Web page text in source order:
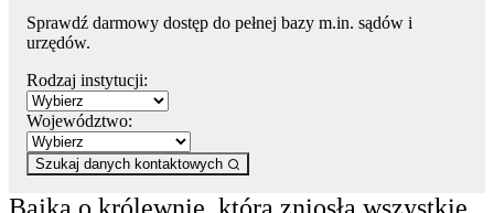
Sprawdź darmowy dostęp do pełnej bazy m.in. sądów i
urzędów.
Rodzaj instytucji:
Województwo:
Szukaj danych kontaktowych
Bajka o królewnie, która zniosła wszystkie